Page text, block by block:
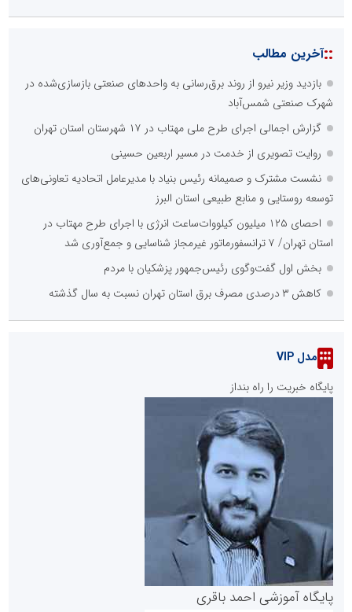
::آخرین مطالب
بازدید وزیر نیرو از روند برق‌رسانی به واحدهای صنعتی بازسازی‌شده در
شهرک صنعتی شمس‌آباد
گزارش اجمالی اجرای طرح ملی مهتاب در ۱۷ شهرستان استان تهران
روایت تصویری از خدمت در مسیر اربعین حسینی
نشست مشترک و صمیمانه رئیس بنیاد با مدیرعامل اتحادیه تعاونی‌های
توسعه روستایی و منابع طبیعی استان البرز
احصای ۱۲۵ میلیون کیلووات‌ساعت انرژی با اجرای طرح مهتاب در
استان تهران/ ۷ ترانسفورماتور غیرمجاز شناسایی و جمع‌آوری شد
بخش اول گفت‌وگوی رئیس‌جمهور پزشکیان با مردم
کاهش ۳ درصدی مصرف برق استان تهران نسبت به سال گذشته
مدل VIP
پایگاه خبریت را راه بنداز
پایگاه آموزشی احمد باقری